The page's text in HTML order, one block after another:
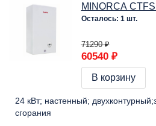
MINORCA
Осталось: 1 шт.
71290 ₽
60540 ₽
В корзину
24 кВт настенный двухконтурный
сгорания